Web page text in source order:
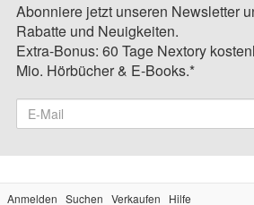
Abonniere jetzt unseren Newsletter
Rabatte und Neuigkeiten.
Extra-Bonus: 60 Tage Nextory
Mio. Hörbücher & E-Books.*
Anmelden Suchen Verkaufen Hilfe